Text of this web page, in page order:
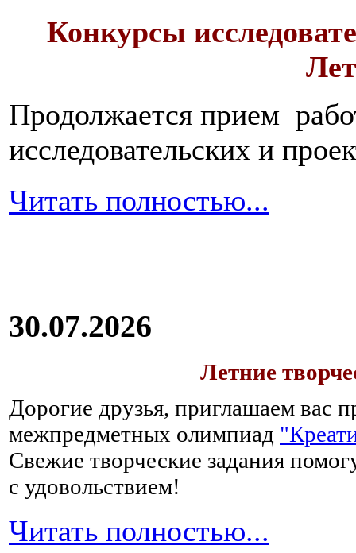
Конкурсы
Продолжается прием
исследовательских и
Читать полностью...
30.07.2026
Летние
Дорогие друзья, приглашаем вас
межпредметных олимпиад
Свежие творческие задания
с удовольствием!
Читать полностью...